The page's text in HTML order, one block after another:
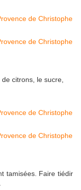
citrons, le sucre,
tamisées. Faire tiédir